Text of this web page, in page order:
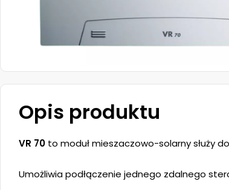
Opis produktu
VR 70 to moduł mieszaczowo-solarny służy
Umożliwia podłączenie jednego zdalnego